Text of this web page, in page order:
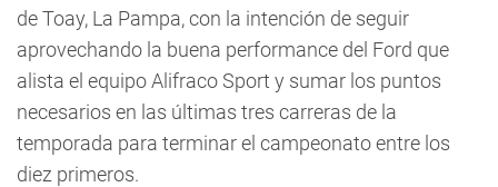
de Toay, La Pampa, con la intención de seguir
aprovechando la buena performance del Ford que
alista el equipo Alifraco Sport y sumar los puntos
necesarios en las últimas tres carreras de la
temporada para terminar el campeonato entre los
diez primeros.